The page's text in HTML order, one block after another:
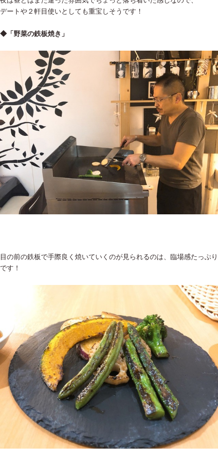
デートや２軒目使いとしても重宝しそうです！
◆「野菜の鉄板焼き」
目の前の鉄板で手際良く焼いていくのが見られるのは、臨場感たっぷり
です！